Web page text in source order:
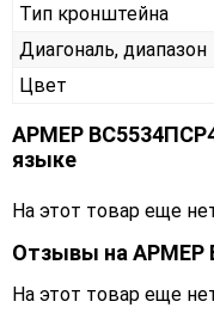
Тип кронштейна
Диагональ, диапазон
Цвет
АРМЕР
языке
На этот товар еще
Отзывы на АРМЕР
На этот товар еще